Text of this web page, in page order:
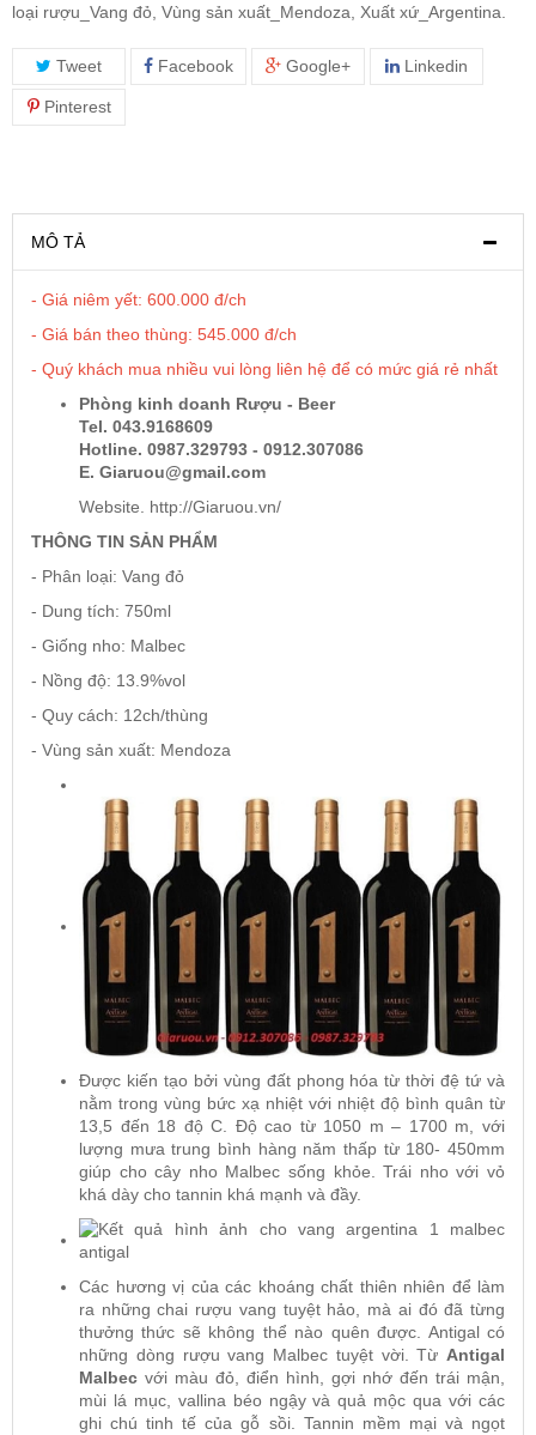
RƯỢU VANG ĐÀ LẠT
TRỐNG RƯỢU
Vang Newzeland giá rẻ nhất
Rượu Vang Argentina
VANG CANADA ICEWINE
RƯỢU VANG NAM PHI
Rượu Vang BỒ ĐÀO NHA
RƯỢU VANG ROMANIA GIÁ CỰC RẺ
RƯỢU VANG ĐỨC
loại rượu_Vang đỏ, Vùng sản xuất_Mendoza, Xuất xứ_Argentina.
Tweet Facebook Google+ Linkedin
Pinterest
MÔ TẢ
- Giá niêm yết: 600.000 đ/ch
- Giá bán theo thùng: 545.000 đ/ch
- Quý khách mua nhiều vui lòng liên hệ để có mức giá rẻ nhất
Phòng kinh doanh Rượu - Beer
Tel. 043.9168609
Hotline. 0987.329793 - 0912.307086
E. Giaruou@gmail.com
Website. http://Giaruou.vn/
THÔNG TIN SẢN PHẨM
- Phân loại: Vang đỏ
- Dung tích: 750ml
- Giống nho: Malbec
- Nồng độ: 13.9%vol
- Quy cách: 12ch/thùng
- Vùng sản xuất: Mendoza
Được kiến tạo bởi vùng đất phong hóa từ thời đệ tứ và
nằm trong vùng bức xạ nhiệt với nhiệt độ bình quân từ
13,5 đến 18 độ C. Độ cao từ 1050 m – 1700 m, với
lượng mưa trung bình hàng năm thấp từ 180- 450mm
giúp cho cây nho Malbec sống khỏe. Trái nho với vỏ
khá dày cho tannin khá mạnh và đầy.
Các hương vị của các khoáng chất thiên nhiên để làm
ra những chai rượu vang tuyệt hảo, mà ai đó đã từng
thưởng thức sẽ không thể nào quên được. Antigal có
những dòng rượu vang Malbec tuyệt vời. Từ Antigal
Malbec với màu đỏ, điển hình, gợi nhớ đến trái mận,
mùi lá mục, vallina béo ngậy và quả mộc qua với các
ghi chú tinh tế của gỗ sồi. Tannin mềm mại và ngọt